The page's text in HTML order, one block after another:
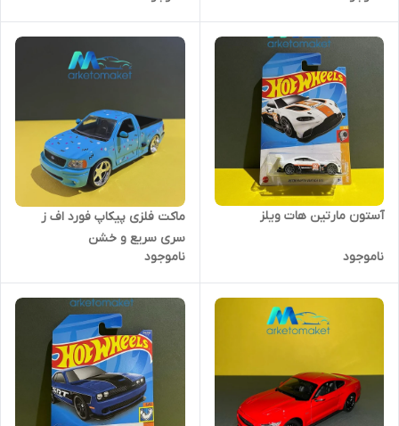
آستون مارتین هات ویلز
ناموجود
ماکت فلزی پیکاپ فورد اف ز
سری سریع و خشن
ناموجود